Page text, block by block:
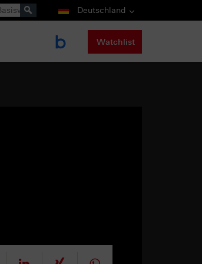
Deutschland
Watchlist